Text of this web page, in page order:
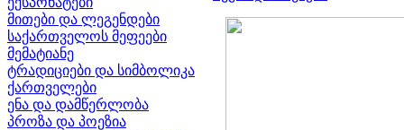
მითები და ლეგენდები
საქართველოს მეფეები
მემატიანე
ტრადიციები და სიმბოლიკა
ქართველები
ენა და დამწერლობა
პროზა და პოეზია